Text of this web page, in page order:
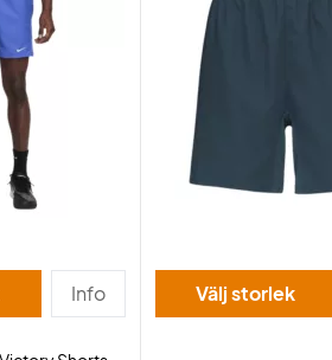
Info Välj storlek